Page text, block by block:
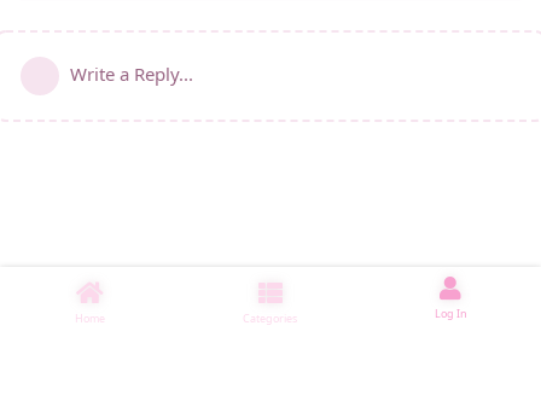
Write a Reply...
Home Categories Log In